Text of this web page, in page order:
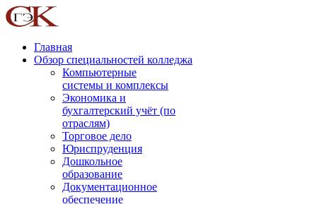
Главная
Обзор специальностей колледжа
Компьютерные
системы и комплексы
Экономика и
бухгалтерский учёт (по
отраслям)
Торговое дело
Юриспруденция
Дошкольное
образование
Документационное
обеспечение